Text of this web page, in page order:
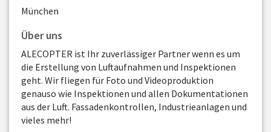
München
Über uns
ALECOPTER ist Ihr zuverlässiger Partner wenn es um
die Erstellung von Luftaufnahmen und Inspektionen
geht. Wir fliegen für Foto und Videoproduktion
genauso wie Inspektionen und allen Dokumentationen
aus der Luft. Fassadenkontrollen, Industrieanlagen und
vieles mehr!